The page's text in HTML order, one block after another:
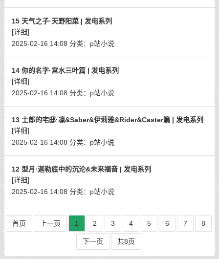
15 天气之子·天野阳菜 | 发电系列
[详细]
2025-02-16 14:08 分类： p站小说
14 你的名字·宫水三叶篇 | 发电系列
[详细]
2025-02-16 14:08 分类： p站小说
13 士郎的宅邸·凛&Saber&伊莉雅&Rider&Caster篇 | 发电系列
[详细]
2025-02-16 14:08 分类： p站小说
12 型月·迦勒底中的沉沦&未来福音 | 发电系列
[详细]
2025-02-16 14:08 分类： p站小说
首页 上一页 1 2 3 4 5 6 7 8
下一页 共8页